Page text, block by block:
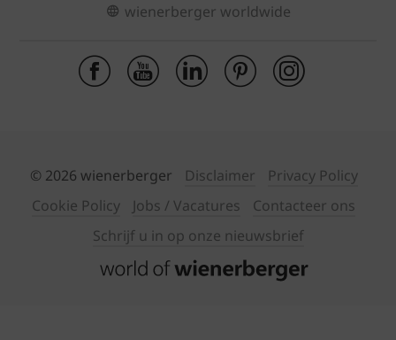
wienerberger worldwide
© 2026 wienerberger Disclaimer
Privacy Policy
Cookie Policy
Jobs / Vacatures
Contacteer ons
Schrijf u in op onze nieuwsbrief